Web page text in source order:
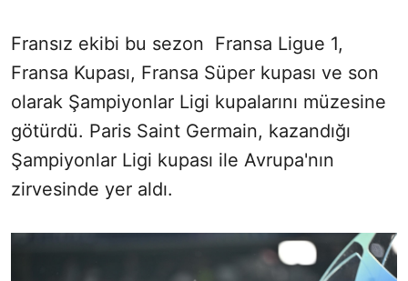
Fransız ekibi bu sezon Fransa Ligue 1,
Fransa Kupası, Fransa Süper kupası ve son
olarak Şampiyonlar Ligi kupalarını müzesine
götürdü. Paris Saint Germain, kazandığı
Şampiyonlar Ligi kupası ile Avrupa'nın
zirvesinde yer aldı.